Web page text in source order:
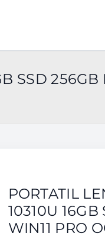
SSD
PORTATIL
10310U
WIN11 PRO